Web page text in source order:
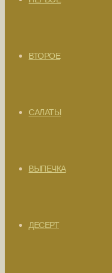
ВТОРОЕ
САЛАТЫ
ВЫПЕЧКА
ДЕСЕРТ